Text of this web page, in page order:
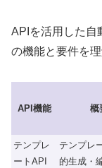
APIを活用した自
の機能と要件を
API機能 概
テンプレ
ートAPI
テンプレ
的生成・